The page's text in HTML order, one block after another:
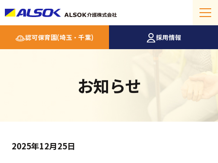
認可保育園(埼玉・千葉) 採用情報
お知らせ
2025年12月25日